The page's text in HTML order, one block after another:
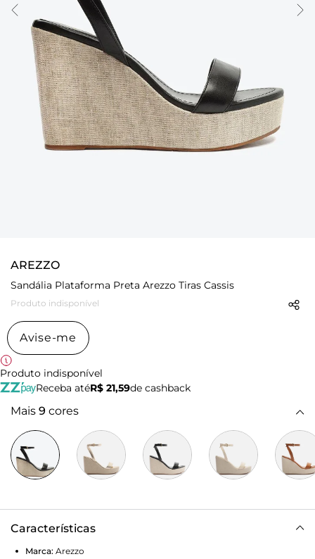
AREZZO
Sandália Plataforma Preta Arezzo Tiras Cassis
Produto indisponível
Avise-me
Produto indisponível
Receba atéR$ 21,59de cashback
Mais 9 cores
Características
Marca: Arezzo